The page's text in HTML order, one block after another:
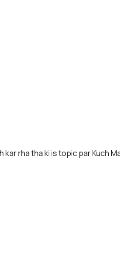
rha tha ki is topic par Kuch